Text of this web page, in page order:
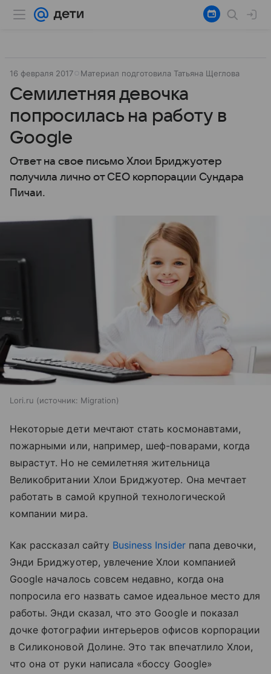
16 февраля 2017 Материал подготовила Татьяна Щеглова
Семилетняя девочка
попросилась на работу в
Google
Ответ на свое письмо Хлои Бриджуотер
получила лично от CEO корпорации Сундара
Пичаи.
Lori.ru источник: Migration
Некоторые дети мечтают стать космонавтами,
пожарными или, например, шеф-поварами, когда
вырастут. Но не семилетняя жительница
Великобритании Хлои Бриджуотер. Она мечтает
работать в самой крупной технологической
компании мира.
Как рассказал сайту Business Insiderпапа девочки,
Энди Бриджуотер, увлечение Хлои компанией
Google началось совсем недавно, когда она
попросила его назвать самое идеальное место для
работы. Энди сказал, что это Google и показал
дочке фотографии интерьеров офисов корпорации
в Силиконовой Долине. Это так впечатлило Хлои,
что она от руки написала «боссу Google»